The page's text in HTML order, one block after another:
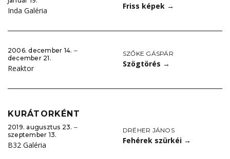
Inda Galéria Friss képek →
2006. december 14. ‒
december 21.
Reaktor
SZŐKE GÁSPÁR
Szögtörés →
KURÁTORKÉNT
2019. augusztus 23. ‒
szeptember 13.
B32 Galéria
DRÉHER JÁNOS
Fehérek szürkéi →